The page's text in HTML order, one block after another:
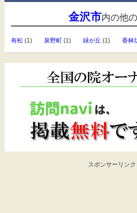
金沢市内の他
有松(1) 泉野町(1) 緑が丘 (1) 香林
スポンサーリンク